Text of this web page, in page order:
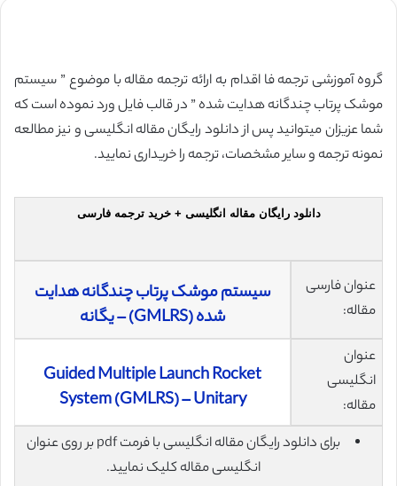
گروه آموزشی ترجمه فا اقدام به ارائه ترجمه مقاله با موضوع ” سیستم
موشک پرتاب چندگانه هدایت شده ” در قالب فایل ورد نموده است که
شما عزیزان میتوانید پس از دانلود رایگان مقاله انگلیسی و نیز مطالعه
نمونه ترجمه و سایر مشخصات، ترجمه را خریداری نمایید.
دانلود رایگان مقاله انگلیسی + خرید ترجمه فارسی
عنوان فارسی
مقاله:
سیستم موشک پرتاب چندگانه هدایت
شده (GMLRS) – یگانه
عنوان
انگلیسی
مقاله:
Guided Multiple Launch Rocket
System (GMLRS) – Unitary
برای دانلود رایگان مقاله انگلیسی با فرمت pdf بر روی عنوان
انگلیسی مقاله کلیک نمایید.